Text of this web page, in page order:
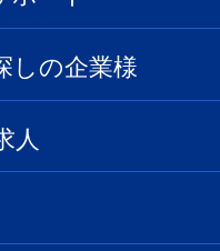
しの企業様
人